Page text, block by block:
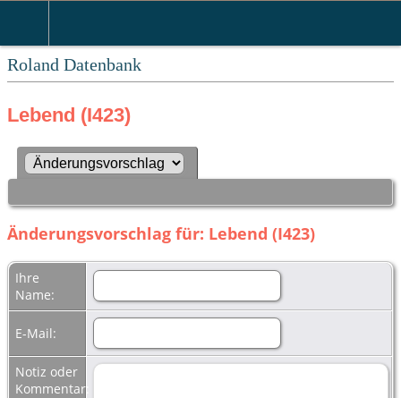
Roland Datenbank
Lebend (I423)
Änderungsvorschlag für: Lebend (I423)
Ihre
Name:
E-Mail:
Notiz oder
Kommentar: